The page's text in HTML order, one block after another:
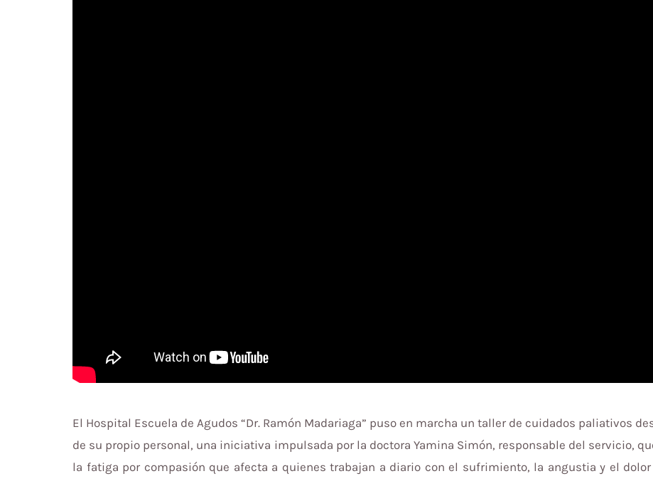
El Hospital Escuela de Agudos “Dr. Ramón Madariaga” puso en marcha un taller de cuidados paliativos
de su propio personal, una iniciativa impulsada por la doctora Yamina Simón, responsable del servicio,
la fatiga por compasión que afecta a quienes trabajan a diario con el sufrimiento, la angustia y el